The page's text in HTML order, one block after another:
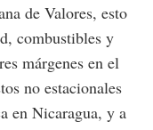
de Valores, esto
combustibles y
márgenes en el
no estacionales
en Nicaragua, y a